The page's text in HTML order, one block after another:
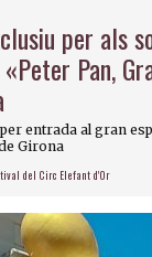
per als
Pan,
entrada al gran
Girona
del Circ Elefant d'Or